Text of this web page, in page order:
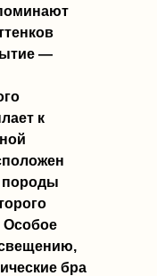
—
к
породы
Особое
бра